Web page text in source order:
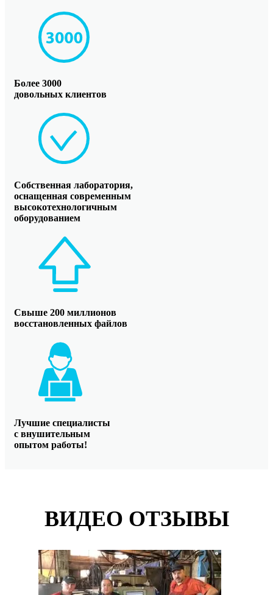
Более 3000
довольных клиентов
Собственная лаборатория,
оснащенная современным
высокотехнологичным
оборудованием
Свыше 200 миллионов
восстановленных файлов
Лучшие специалисты
с внушительным
опытом работы!
ВИДЕО ОТЗЫВЫ